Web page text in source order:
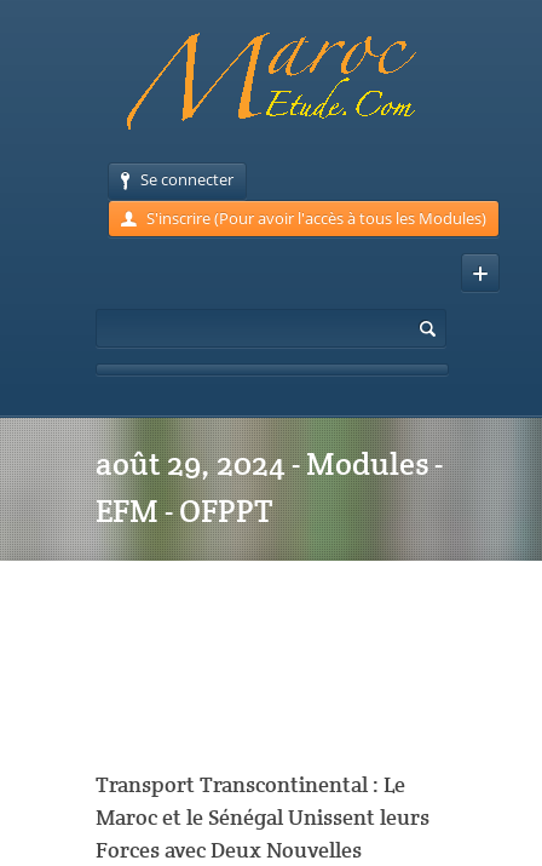
Se connecter
S'inscrire (Pour avoir l'accès à tous les Modules)
août 29, 2024 - Modules -
EFM - OFPPT
Transport Transcontinental : Le
Maroc et le Sénégal Unissent leurs
Forces avec Deux Nouvelles